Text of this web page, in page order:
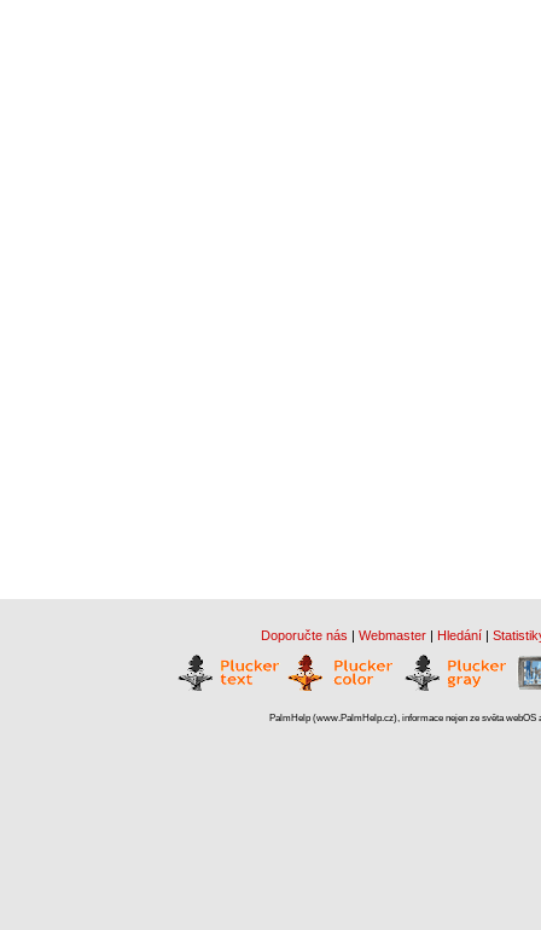
Doporučte nás | Webmaster | Hledání |
PalmHelp (www.PalmHelp.cz), informace nejen ze světa